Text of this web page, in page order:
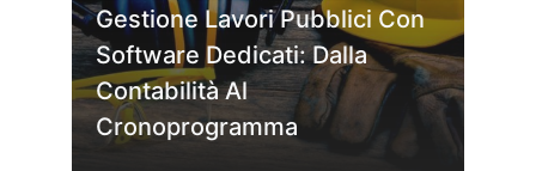
Gestione Lavori Pubblici Con
Software Dedicati: Dalla
Contabilità Al
Cronoprogramma